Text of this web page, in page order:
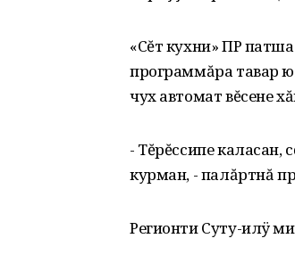
«Сĕт кухни» ПР
программăра тавар
чух автомат вĕсене
- Тĕрĕссипе каласан,
курман, - палăртнă
Регионти Суту-илÿ